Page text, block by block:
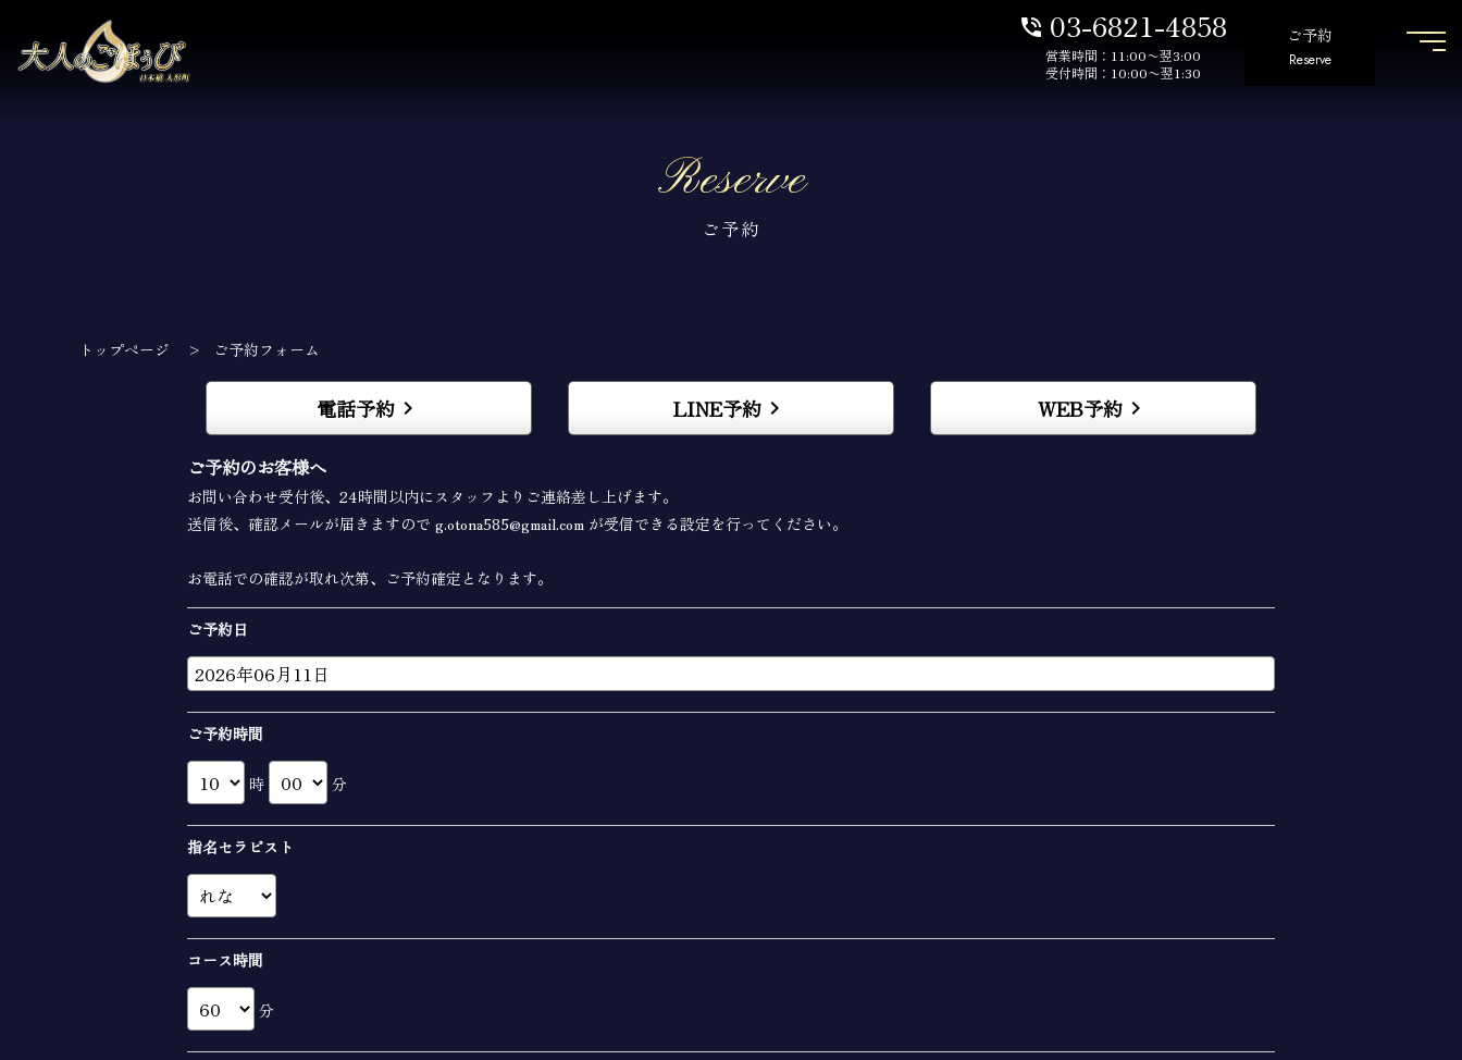
phone_in_talk 03-6821-4858
営業時間：11:00〜翌3:00
受付時間：10:00〜翌1:30
ご予約
Reserve
ご予約
Reserve
トップページ > ご予約フォーム
電話予約keyboard_arrow_right LINE予約 keyboard_arrow_right WEB予約 keyboard_arrow_right
ご予約のお客様へ
お問い合わせ受付後、24時間以内にスタッフよりご連絡差し上げます。
送信後、確認メールが届きますので g.otona585@gmail.com が受信できる設定を行ってください。
お電話での確認が取れ次第、ご予約確定となります。
ご予約日
ご予約時間
時 分
指名セラピスト
コース時間
分